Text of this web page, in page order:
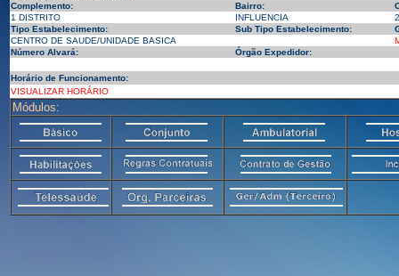
Complemento:
Bairro:
1 DISTRITO
INFLUENCIA
Tipo Estabelecimento:
Sub Tipo Estabelecimento:
CENTRO DE SAUDE/UNIDADE BASICA
Número Alvará:
Órgão Expedidor:
Horário de Funcionamento:
VISUALIZAR HORÁRIO
Módulos: